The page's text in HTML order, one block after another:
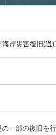
岸災害復旧(
一部の復旧